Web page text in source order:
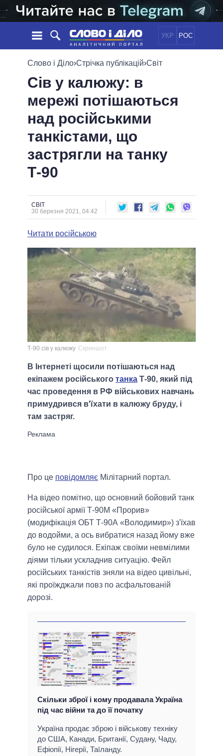
УКР РОС
НОВИНИ
СТРІЧКА
ПОДІЇ
СТАТТІ
ДУМКИ
ОГЛЯДИ
ДАЙДЖЕСТИ
ПОЛІТИКА
ЕКОНОМІКА
СУСПІЛЬСТВО
ОБIЦЯНКИ
ПОЛIТИКИ
УСІ ПОЛІТИКИ
ПРЕЗИДЕНТ І ОФІС
ВЕРХОВНА РАДА
КАБІНЕТ МІНІСТРІВ
МЕРИ МІСТ
ВСІ ПЕРСОНИ
ВІДЕО
ПОРІВНЯННЯ ПОЛІТИКІВ
Слово і Діло›Стрічка публікацій›Світ
Сів у калюжу: в
мережі потішаються
над російськими
танкістами, що
застрягли на танку
Т-90
СВІТ
30 березня 2021, 04:42
Читати російською
Т-90 сів у калюжу Скриншот
В Інтернеті щосили потішаються над
екіпажем російського танка Т-90, який під
час проведення в РФ військових навчань
примудрився в'їхати в калюжу бруду, і
там застряг.
Про це повідомляє Мілітарний портал.
На відео помітно, що основний бойовий танк
російської армії Т-90М «Прорив»
(модифікація ОБТ Т-90А «Володимир») з'їхав
до водойми, а ось вибратися назад йому вже
було не судилося. Екіпаж своїми невмілими
діями тільки ускладнив ситуацію. Фейл
російських танкістів зняли на відео цивільні,
які проїжджали повз по асфальтованій
дорозі.
Скільки зброї і кому продавала Україна
під час війни та до її початку
Україна продає зброю і військову техніку
до США, Канади, Британії, Судану, Чаду,
Ефіопії, Нігерії, Таїланду.